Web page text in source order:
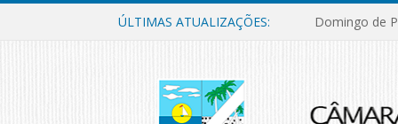
ÚLTIMAS ATUALIZAÇÕES: Domingo de